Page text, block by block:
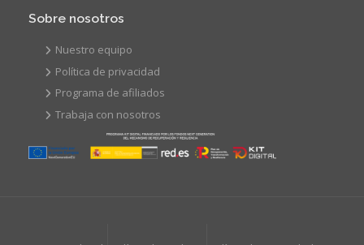
Sobre nosotros
Nuestro equipo
Política de privacidad
Programa de afiliados
Trabaja con nosotros